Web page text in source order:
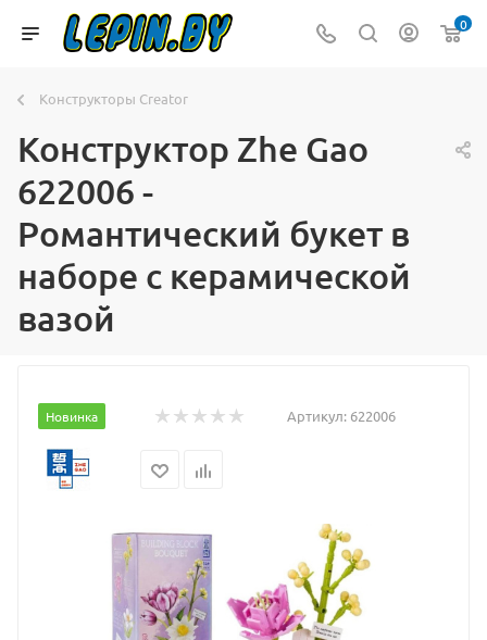
0
Конструкторы Creator
Конструктор Zhe Gao
622006 -
Романтический букет в
наборе с керамической
вазой
Новинка Артикул: 622006